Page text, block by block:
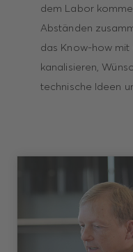
dem Labor
Abständen
das Know-how
kanalisieren,
technische Ideen